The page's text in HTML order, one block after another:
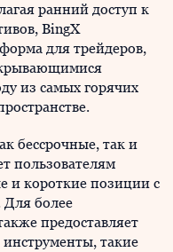
ранний доступ к
BingX
для трейдеров,
из самых горячих
бессрочные, так и
пользователям
и короткие позиции с
более
предоставляет
такие